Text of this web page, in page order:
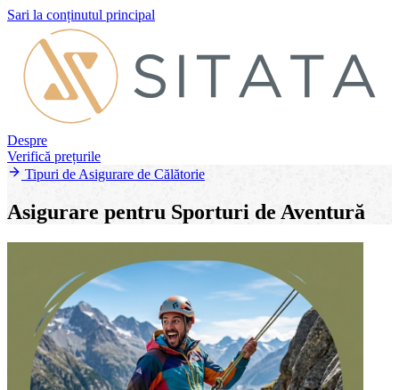
Sari la conținutul principal
Despre
Verifică prețurile
Tipuri de Asigurare de Călătorie
Asigurare pentru Sporturi de Aventură